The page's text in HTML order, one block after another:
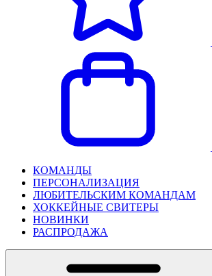
КОМАНДЫ
ПЕРСОНАЛИЗАЦИЯ
ЛЮБИТЕЛЬСКИМ КОМАНДАМ
ХОККЕЙНЫЕ СВИТЕРЫ
НОВИНКИ
РАСПРОДАЖА